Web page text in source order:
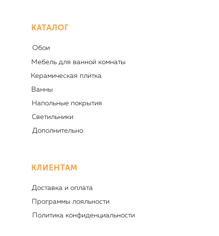
КАТАЛОГ
КЛИЕНТАМ
Обои
Мебель для ванной комнаты
Доставка и оплата
Программы лояльности
Политика конфиденциальности
Напольные покрытия
Светильники
Дополнительно
Керамическая плитка
Ванны